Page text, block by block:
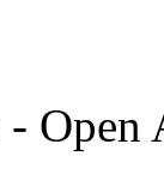
- Open